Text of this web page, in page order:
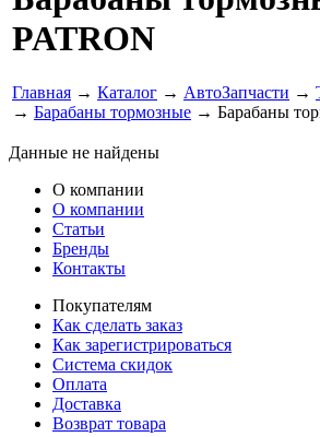
PATRON
Главная → Каталог → АвтоЗапчасти →
→ Барабаны тормозные → Барабаны
Данные не найдены
О компании
О компании
Статьи
Бренды
Контакты
Покупателям
Как сделать заказ
Как зарегистрироваться
Система скидок
Оплата
Доставка
Возврат товара